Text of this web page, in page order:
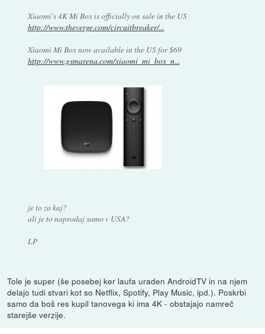
Xiaomi's 4K Mi Box is officially on sale in the US
http://www.theverge.com/circuitbreaker/...
Xiaomi Mi Box now available in the US for $69
http://www.gsmarena.com/xiaomi_mi_box_n...
je to za kaj?
ali je to naprodaj samo v USA?
LP
Tole je super (še posebej ker laufa uraden AndroidTV in na njem
delajo tudi stvari kot so Netflix, Spotify, Play Music, ipd.). Poskrbi
samo da boš res kupil tanovega ki ima 4K - obstajajo namreč
starejše verzije.